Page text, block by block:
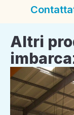
Altri